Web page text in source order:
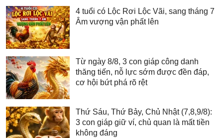
4 tuổi có Lộc Rơi Lộc Vãi, sang tháng 7
Âm vượng vận phất lên
Từ ngày 8/8, 3 con giáp công danh
thăng tiến, nỗ lực sớm được đền đáp,
cơ hội bứt phá rõ rệt
Thứ Sáu, Thứ Bảy, Chủ Nhật (7,8,9/8):
3 con giáp giữ ví, chủ quan là mất tiền
không đáng